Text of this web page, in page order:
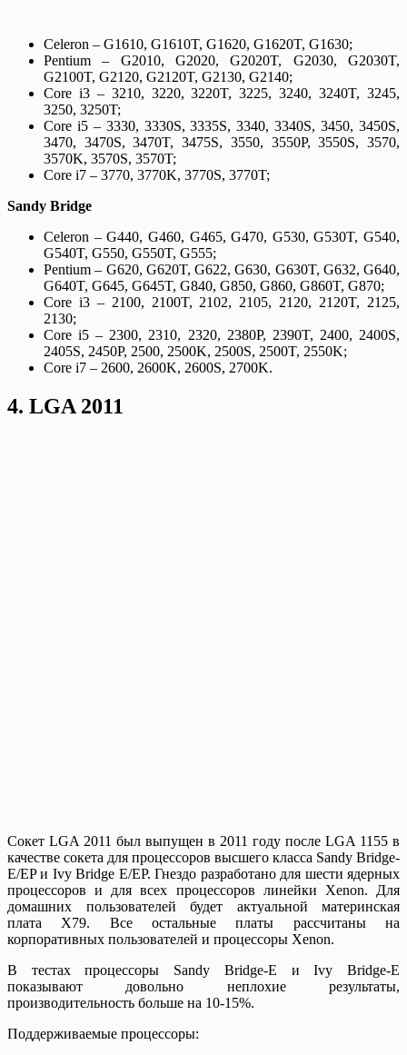
Celeron – G1610, G1610T, G1620, G1620T, G1630;
Pentium – G2010, G2020, G2020T, G2030, G2030T,
G2100T, G2120, G2120T, G2130, G2140;
Core i3 – 3210, 3220, 3220T, 3225, 3240, 3240T, 3245,
3250, 3250T;
Core i5 – 3330, 3330S, 3335S, 3340, 3340S, 3450, 3450S,
3470, 3470S, 3470T, 3475S, 3550, 3550P, 3550S, 3570,
3570K, 3570S, 3570T;
Core i7 – 3770, 3770K, 3770S, 3770T;
Sandy Bridge
Celeron – G440, G460, G465, G470, G530, G530T, G540,
G540T, G550, G550T, G555;
Pentium – G620, G620T, G622, G630, G630T, G632, G640,
G640T, G645, G645T, G840, G850, G860, G860T, G870;
Core i3 – 2100, 2100T, 2102, 2105, 2120, 2120T, 2125,
2130;
Core i5 – 2300, 2310, 2320, 2380P, 2390T, 2400, 2400S,
2405S, 2450P, 2500, 2500K, 2500S, 2500T, 2550K;
Core i7 – 2600, 2600K, 2600S, 2700K.
4. LGA 2011
Сокет LGA 2011 был выпущен в 2011 году после LGA 1155 в
качестве сокета для процессоров высшего класса Sandy Bridge-
E/EP и Ivy Bridge E/EP. Гнездо разработано для шести ядерных
процессоров и для всех процессоров линейки Xenon. Для
домашних пользователей будет актуальной материнская
плата X79. Все остальные платы рассчитаны на
корпоративных пользователей и процессоры Xenon.
В тестах процессоры Sandy Bridge-E и Ivy Bridge-E
показывают довольно неплохие результаты,
производительность больше на 10-15%.
Поддерживаемые процессоры: